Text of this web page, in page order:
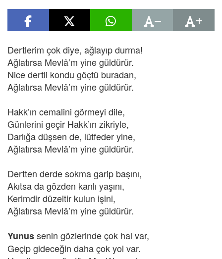
Dertlerim çok diye, ağlayıp durma!
Ağlatırsa Mevlâ’m yine güldürür.
Nice dertli kondu göçtü buradan,
Ağlatırsa Mevlâ’m yine güldürür.
Hakk’ın cemalini görmeyi dile,
Günlerini geçir Hakk’ın zikriyle,
Darlığa düşsen de, lütfeder yine,
Ağlatırsa Mevlâ’m yine güldürür.
Dertten derde sokma garip başını,
Akıtsa da gözden kanlı yaşını,
Kerimdir düzeltir kulun işini,
Ağlatırsa Mevlâ’m yine güldürür.
Yunussenin gözlerinde çok hal var,
Geçip gideceğin daha çok yol var.